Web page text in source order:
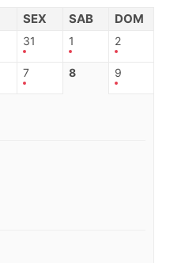
SEX SAB DOM
31 1 2
7 8 9